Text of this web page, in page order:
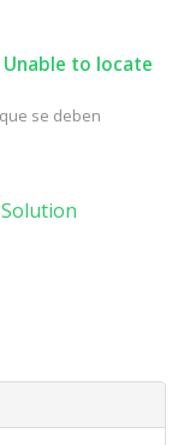
to locate
se deben